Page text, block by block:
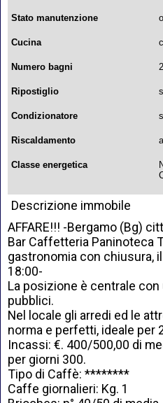
Stato manutenzione
Cucina
Numero bagni 2
Ripostiglio
Condizionatore
Riscaldamento
Classe energetica
Descrizione immobile
AFFARE!!! -Bergamo (Bg)
Bar Caffetteria Paninoteca
gastronomia con chiusura,
18:00-
La posizione è centrale
pubblici.
Nel locale gli arredi ed le
norma e perfetti, ideale per
Incassi: €. 400/500,00 di
per giorni 300.
Tipo di Caffè: ********
Caffe giornalieri: Kg. 1